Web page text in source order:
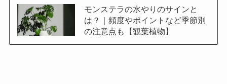
モンステラの水やりのサインと
は？｜頻度やポイントなど季節別
の注意点も【観葉植物】